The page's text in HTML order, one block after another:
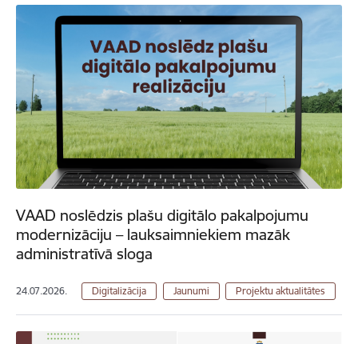
VAAD noslēdzis plašu digitālo pakalpojumu
modernizāciju – lauksaimniekiem mazāk
administratīvā sloga
24.07.2026. Digitalizācija Jaunumi Projektu aktualitātes